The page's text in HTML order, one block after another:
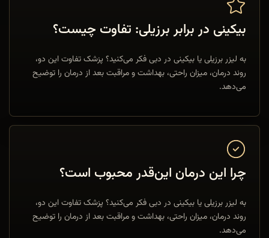
بیکینی در برابر برزیلی: تفاوت چیست؟
به لیزر برزیلی یا بیکینی در دبی فکر می‌کنید؟ پزشک تفاوت این دو،
روند درمان، میزان راحتی، بهداشت و مراقبت بعد از درمان را توضیح
می‌دهد.
چرا این درمان این‌قدر محبوب است؟
به لیزر برزیلی یا بیکینی در دبی فکر می‌کنید؟ پزشک تفاوت این دو،
روند درمان، میزان راحتی، بهداشت و مراقبت بعد از درمان را توضیح
می‌دهد.